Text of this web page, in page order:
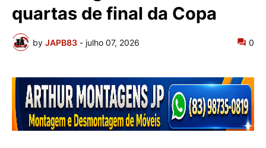
quartas de final da Copa
by JAPB83 - julho 07, 2026 0